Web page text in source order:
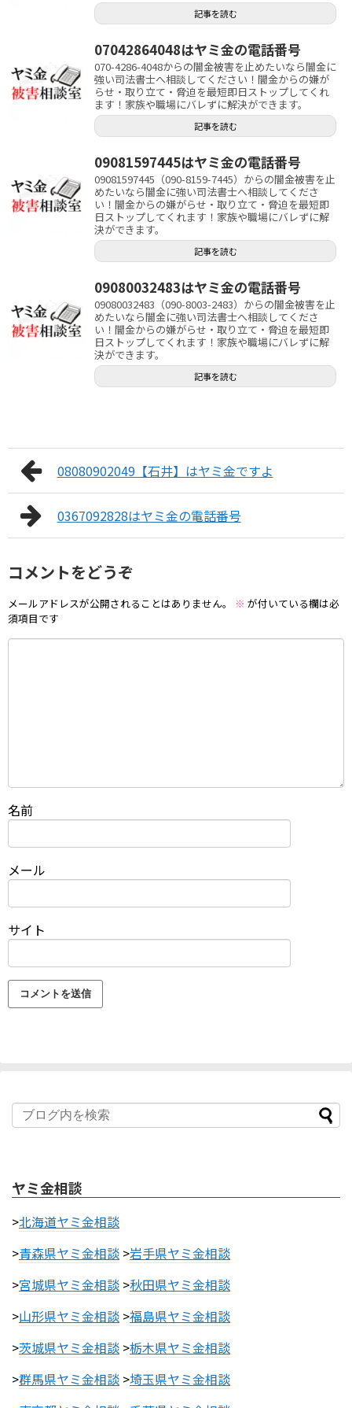
記事を読む
07042864048はヤミ金の電話番号
070-4286-4048からの闇金被害を止めたいなら闇金に
強い司法書士へ相談してください！闇金からの嫌が
らせ・取り立て・脅迫を最短即日ストップしてくれ
ます！家族や職場にバレずに解決ができます。
記事を読む
09081597445はヤミ金の電話番号
09081597445（090-8159-7445）からの闇金被害を止
めたいなら闇金に強い司法書士へ相談してくださ
い！闇金からの嫌がらせ・取り立て・脅迫を最短即
日ストップしてくれます！家族や職場にバレずに解
決ができます。
記事を読む
09080032483はヤミ金の電話番号
09080032483（090-8003-2483）からの闇金被害を止
めたいなら闇金に強い司法書士へ相談してくださ
い！闇金からの嫌がらせ・取り立て・脅迫を最短即
日ストップしてくれます！家族や職場にバレずに解
決ができます。
記事を読む
08080902049【石井】はヤミ金ですよ
0367092828はヤミ金の電話番号
コメントをどうぞ
メールアドレスが公開されることはありません。 ※ が付いている欄は必
須項目です
名前
メール
サイト
ヤミ金相談
>北海道ヤミ金相談
>青森県ヤミ金相談 >岩手県ヤミ金相談
>宮城県ヤミ金相談 >秋田県ヤミ金相談
>山形県ヤミ金相談 >福島県ヤミ金相談
>茨城県ヤミ金相談 >栃木県ヤミ金相談
>群馬県ヤミ金相談 >埼玉県ヤミ金相談